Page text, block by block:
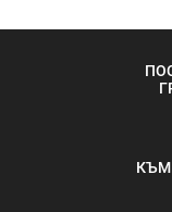
КЪМ